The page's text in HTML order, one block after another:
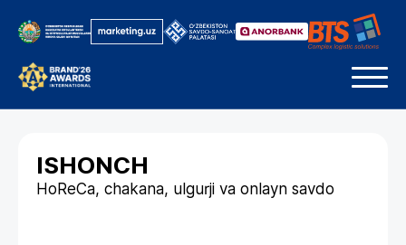
ISHONCH
HoReCa, chakana, ulgurji va onlayn savdo